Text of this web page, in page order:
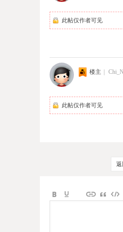
此帖仅作者可见
楼主 |
此帖仅作者可见